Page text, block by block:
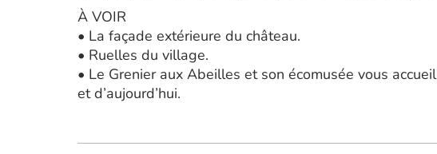
À VOIR
• La façade extérieure du château.
• Ruelles du village.
• Le Grenier aux Abeilles et son écomusée vous
et d’aujourd’hui.